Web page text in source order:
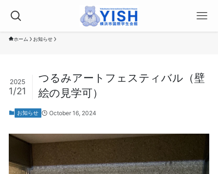
ホーム お知らせ
つるみアートフェスティバル（壁
絵の見学可）
2025
1/21
お知らせ October 16, 2024